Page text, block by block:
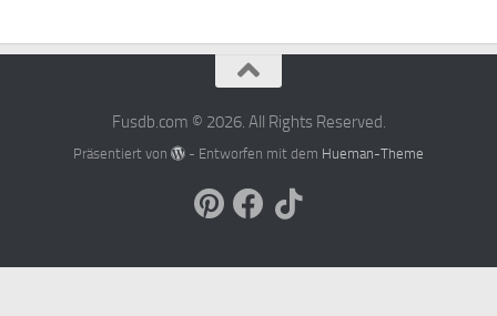
Fusdb.com © 2026. All Rights Reserved.
Präsentiert von - Entworfen mit dem Hueman-Theme